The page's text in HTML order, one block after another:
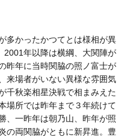
多かったかつてとは様相が異
2001年以降は横綱、大関陣が
昨年に当時関脇の照ノ富士が
来場者がいない異様な雰囲気
千秋楽相星決戦で相まみえた
場所では昨年まで３年続けて
、一昨年は朝乃山、昨年が照
の両関脇がともに新昇進。豊